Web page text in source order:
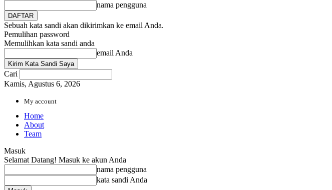
nama pengguna
Sebuah kata sandi akan dikirimkan ke email Anda.
Pemulihan password
Memulihkan kata sandi anda
email Anda
Cari
Kamis, Agustus 6, 2026
My account
Home
About
Team
Masuk
Selamat Datang! Masuk ke akun Anda
nama pengguna
kata sandi Anda